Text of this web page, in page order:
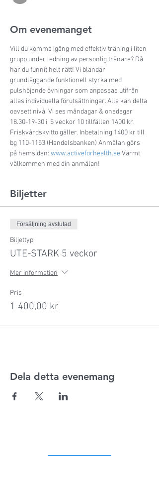
Om evenemanget
Vill du komma igång med effektiv träning i liten
grupp under ledning av personlig tränare? Då
har du funnit helt rätt! Vi blandar
grundläggande funktionell styrka med
pulshöjande övningar som anpassas utifrån
allas individuella förutsättningar. Alla kan delta
oavsett nivå. Vi ses måndagar & onsdagar
18.30-19-30 i  5 veckor 10 tillfällen 1400 kr.
Friskvårdskvitto gäller. Inbetalning 1400 kr till
bg 110-1153 (Handelsbanken) Anmälan görs
på hemsidan: www.activeforhealth.se Varmt
välkommen med din anmälan!
Biljetter
Försäljning avslutad
Biljettyp
UTE-STARK 5 veckor
Mer information
Pris
1 400,00 kr
Dela detta evenemang